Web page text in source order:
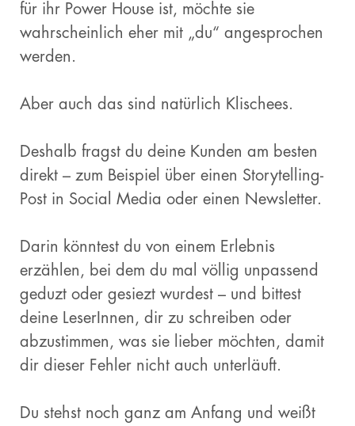
für ihr Power House ist, möchte sie
wahrscheinlich eher mit „du“ angesprochen
werden.
Aber auch das sind natürlich Klischees.
Deshalb fragst du deine Kunden am besten
direkt – zum Beispiel über einen Storytelling-
Post in Social Media oder einen Newsletter.
Darin könntest du von einem Erlebnis
erzählen, bei dem du mal völlig unpassend
geduzt oder gesiezt wurdest – und bittest
deine LeserInnen, dir zu schreiben oder
abzustimmen, was sie lieber möchten, damit
dir dieser Fehler nicht auch unterläuft.
Du stehst noch ganz am Anfang und weißt